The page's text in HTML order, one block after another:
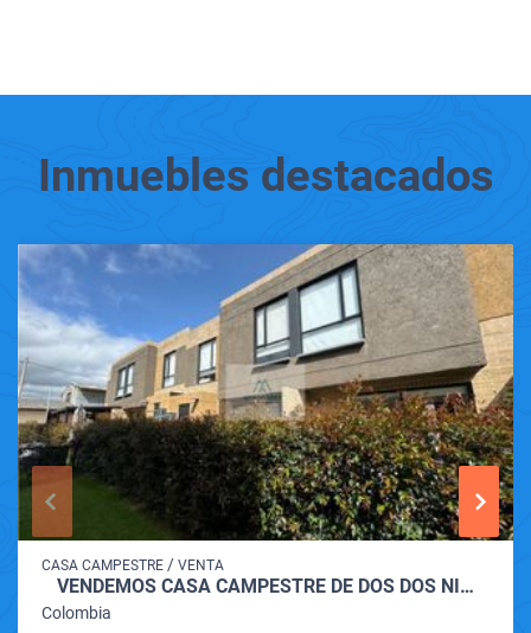
Inmuebles destacados
CASA CAMPESTRE / VENTA
VENDEMOS CASA CAMPESTRE DE DOS DOS NI…
Colombia